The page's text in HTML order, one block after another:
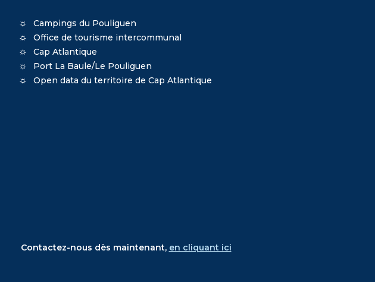
Campings du Pouliguen
Office de tourisme intercommunal
Cap Atlantique
Port La Baule/Le Pouliguen
Open data du territoire de Cap Atlantique
Contactez-nous dès maintenant, en cliquant ici